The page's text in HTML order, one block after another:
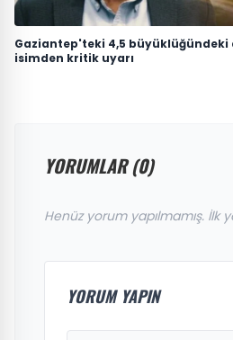
Gaziantep'teki 4,5 büyüklüğündeki
isimden kritik uyarı
YORUMLAR (0)
Henüz yorum yapılmamış. İlk
YORUM YAPIN